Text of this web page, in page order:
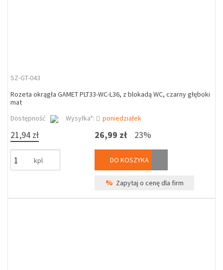
SZ-GT-043
Rozeta okrągła GAMET PLT33-WC-L36, z blokadą WC, czarny głęboki
mat
Dostępność
Wysyłka*: poniedziałek
21,94 zł
kpl
26,99 zł 23%
DO KOSZYKA
% Zapytaj o cenę dla firm